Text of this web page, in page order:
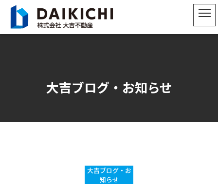
大吉ブログ・お知らせ
大吉ブログ・お
知らせ